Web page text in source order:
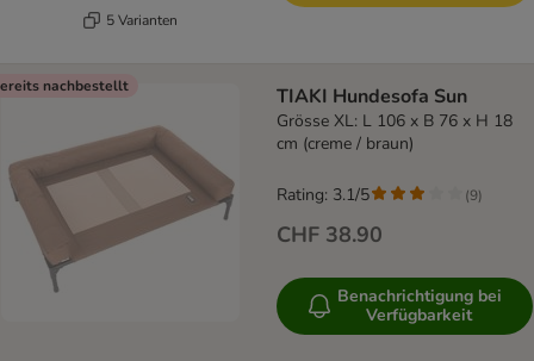
5 Varianten
nachbestellt TIAKI Hundesofa Sun
Grösse XL: L 106 x B 76 x H 18
cm (creme / braun)
CHF 38.90
Rating: 3.1/5 (9)
Benachrichtigung bei
Verfügbarkeit